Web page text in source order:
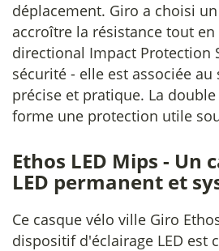
déplacement. Giro a choisi
accroître la résistance tout
directional Impact Protection
sécurité - elle est associée
précise et pratique. La
forme une protection utile
Ethos LED Mips -
LED permanent et
Ce casque vélo ville Giro
dispositif d'éclairage LED est